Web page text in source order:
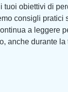
tuoi obiettivi di
consigli pratici
a leggere
anche durante la